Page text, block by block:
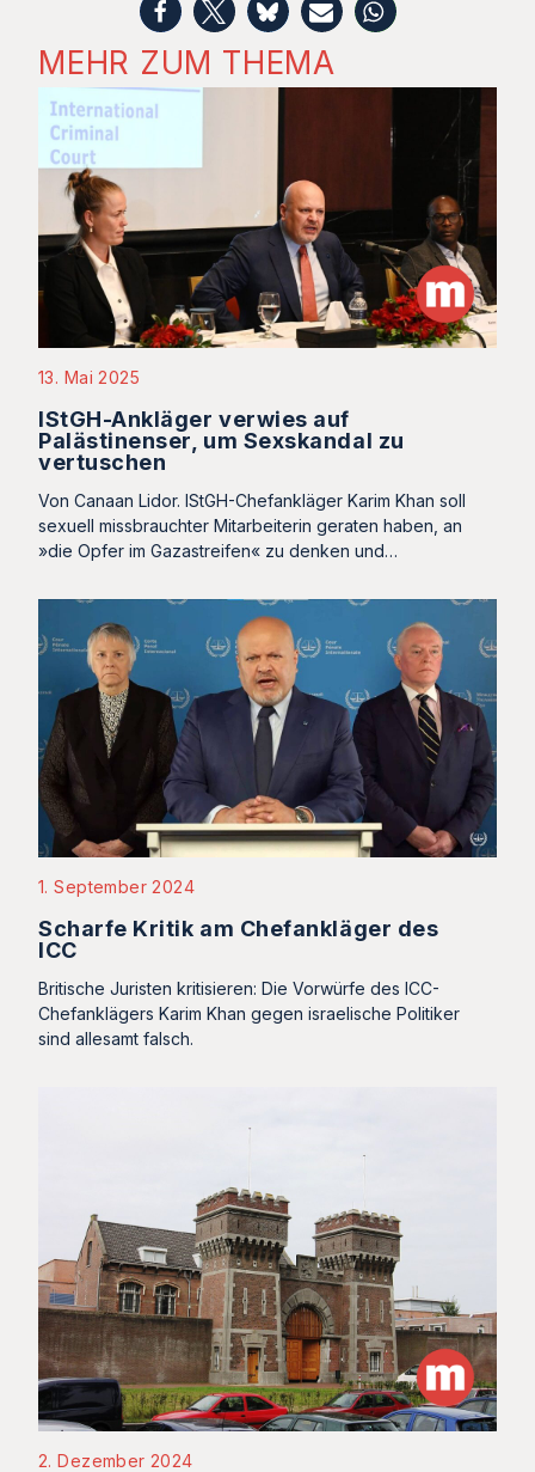
MEHR ZUM THEMA
13. Mai 2025
IStGH-Ankläger verwies auf
Palästinenser, um Sexskandal zu
vertuschen
Von Canaan Lidor. IStGH-Chefankläger Karim Khan soll
sexuell missbrauchter Mitarbeiterin geraten haben, an
»die Opfer im Gazastreifen« zu denken und…
1. September 2024
Scharfe Kritik am Chefankläger des
ICC
Britische Juristen kritisieren: Die Vorwürfe des ICC-
Chefanklägers Karim Khan gegen israelische Politiker
sind allesamt falsch.
2. Dezember 2024